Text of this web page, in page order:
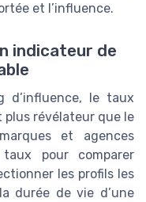
et l’influence.
indicateur de
d’influence, le taux
plus révélateur que le
et agences
pour comparer
les profils les
durée de vie d’une